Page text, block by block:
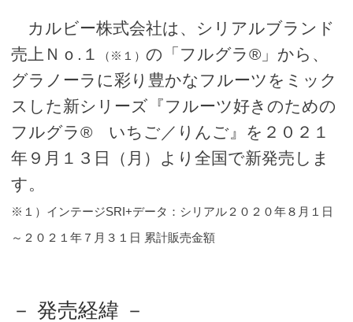
カルビー株式会社は、シリアルブランド
売上Ｎｏ.１
（※１） の「フルグラ®」から、
グラノーラに彩り豊かなフルーツをミック
スした新シリーズ『フルーツ好きのための
フルグラ® いちご／りんご』を２０２１
年９月１３日（月）より全国で新発売しま
す。
※１）インテージSRI+データ：シリアル２０２０年８月１日
～２０２１年７月３１日 累計販売金額
－ 発売経緯 －